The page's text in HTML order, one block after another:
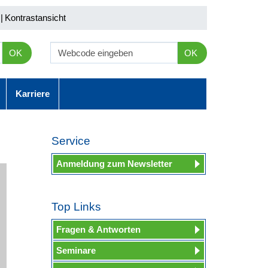
Kontrastansicht
OK OK
Karriere
Service
Anmeldung zum Newsletter
Top Links
Fragen & Antworten
Seminare